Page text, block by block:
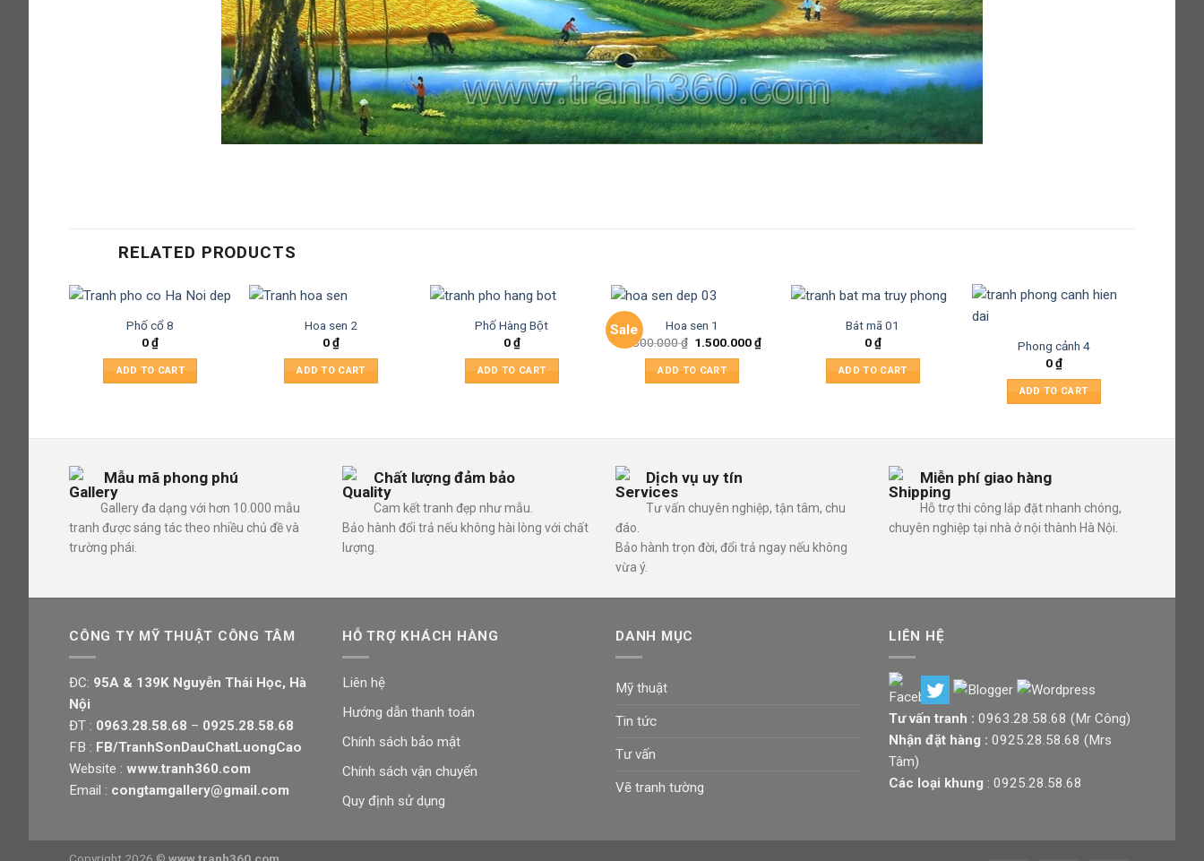
RELATED PRODUCTS
Phố cổ 8
0₫
ADD TO CART
Hoa sen 2
0₫
ADD TO CART
Phố Hàng Bột
0₫
ADD TO CART
Sale
Hoa sen 1
1.800.000₫ 1.500.000₫
ADD TO CART
Bát mã 01
0₫
ADD TO CART
Phong cảnh 4
0₫
ADD TO CART
Mẫu mã phong phú
Gallery đa dạng với hơn 10.000 mẫu
tranh được sáng tác theo nhiều chủ đề và
trường phái.
Chất lượng đảm bảo
Cam kết tranh đẹp như mẫu.
Bảo hành đổi trả nếu không hài lòng với chất
lượng.
Dịch vụ uy tín
Tư vấn chuyên nghiệp, tận tâm, chu
đáo.
Bảo hành trọn đời, đổi trả ngay nếu không
vừa ý.
Miễn phí giao hàng
Hỗ trợ thi công lắp đặt nhanh chóng,
chuyên nghiệp tại nhà ở nội thành Hà Nội.
CÔNG TY MỸ THUẬT CÔNG TÂM
ĐC: 95A & 139K Nguyễn Thái Học, Hà
Nội
ĐT : 0963.28.58.68 – 0925.28.58.68
FB : FB/TranhSonDauChatLuongCao
Website : www.tranh360.com
Email : congtamgallery@gmail.com
HỖ TRỢ KHÁCH HÀNG
Liên hệ
Hướng dẫn thanh toán
Chính sách bảo mật
Chính sách vận chuyển
Quy định sử dụng
DANH MỤC
Mỹ thuật
Tin tức
Tư vấn
Vẽ tranh tường
LIÊN HỆ
Tư vấn tranh : 0963.28.58.68 (Mr Công)
Nhận đặt hàng : 0925.28.58.68 (Mrs
Tâm)
Các loại khung : 0925.28.58.68